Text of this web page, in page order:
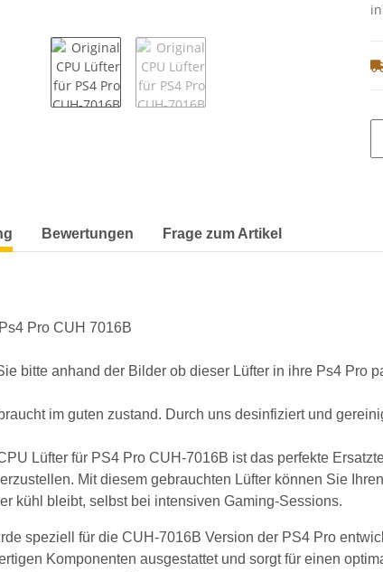
anzeigen
Bewertungen Frage zum Artikel
Pro CUH 7016B
bitte anhand der Bilder ob dieser Lüfter in ihre Ps4 Pro
im guten zustand. Durch uns desinfiziert und
Lüfter für PS4 Pro CUH-7016B ist das perfekte
Mit diesem gebrauchten Lüfter können Sie
kühl bleibt, selbst bei intensiven Gaming-Sessions.
speziell für die CUH-7016B Version der PS4 Pro
Komponenten ausgestattet und sorgt für einen